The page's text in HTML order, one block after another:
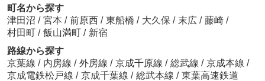
町名から探す
津田沼 / 宮本 / 前原西 / 東船橋 / 大久保 / 末広 / 藤崎 /
村田町 / 飯山満町 / 新宿
路線から探す
京葉線 / 内房線 / 外房線 / 京成千原線 / 総武線 / 京成本線 /
京成電鉄松戸線 / 京成千葉線 / 総武本線 / 東葉高速鉄道